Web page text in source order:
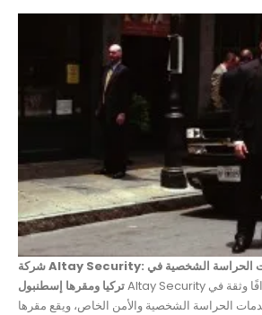
شركة Altay Security: الشركة الرائدة في خدمات الحراسة الشخصية في
تركيا ومقرها إسطنبولAltay Security هي الشركة الأكثر احترافًا وثقة في
الحراسة الشخصية والأمن الخاص، ويقع مقرها